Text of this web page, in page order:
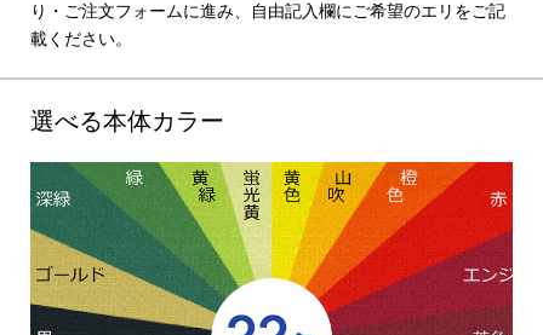
り・ご注文フォームに進み、自由記入欄にご希望のエリをご記
載ください。
選べる本体カラー